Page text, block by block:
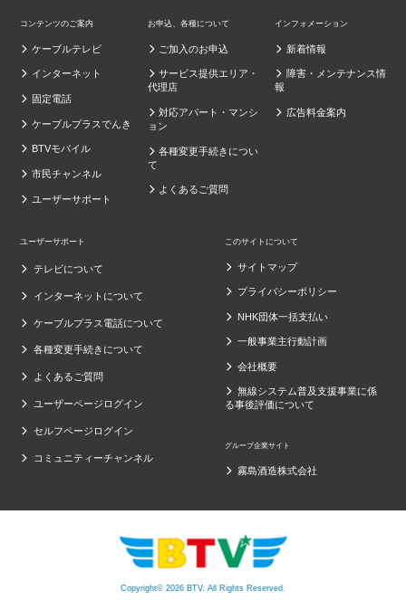
コンテンツのご案内
ケーブルテレビ
インターネット
固定電話
ケーブルプラスでんき
BTVモバイル
市民チャンネル
ユーザーサポート
お申込、各種について
ご加入のお申込
サービス提供エリア・
代理店
対応アパート・マンシ
ョン
各種変更手続きについ
て
よくあるご質問
インフォメーション
新着情報
障害・メンテナンス情
報
広告料金案内
ユーザーサポート
テレビについて
インターネットについて
ケーブルプラス電話について
各種変更手続きについて
よくあるご質問
ユーザーページログイン
セルフページログイン
コミュニティーチャンネル
このサイトについて
サイトマップ
プライバシーポリシー
NHK団体一括支払い
一般事業主行動計画
会社概要
無線システム普及支援事業に係
る事後評価について
グループ企業サイト
霧島酒造株式会社
Copyright© 2026 BTV. All Rights Reserved.